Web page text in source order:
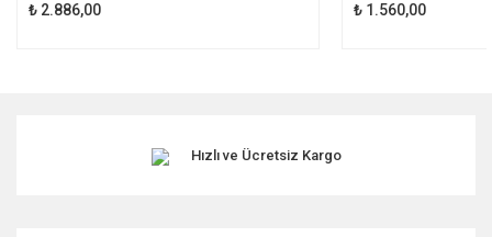
₺ 2.886,00 ₺ 1.560,00
Hızlı ve Ücretsiz Kargo